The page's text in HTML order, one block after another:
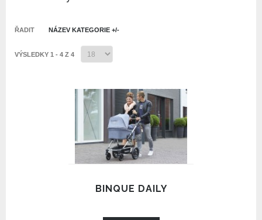
ŘADIT NÁZEV KATEGORIE +/-
VÝSLEDKY 1 - 4 Z 4
BINQUE DAILY